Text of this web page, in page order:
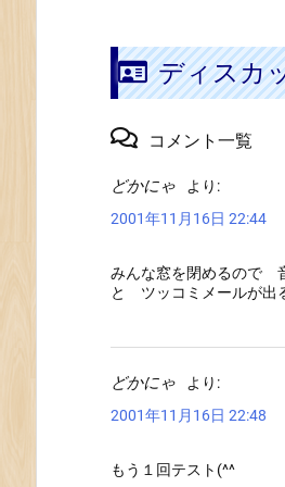
ディスカ
コメント一覧
どかにゃ
より:
2001年11月16日 22:44
みんな窓を閉めるので
と ツッコミメールが出
どかにゃ
より:
2001年11月16日 22:48
もう１回テスト(^^